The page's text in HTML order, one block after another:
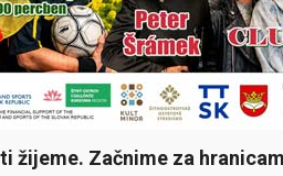
žijeme. Začnime za